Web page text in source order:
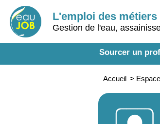
L'emploi des métiers
Gestion de l'eau,
Sourcer un
Accueil >